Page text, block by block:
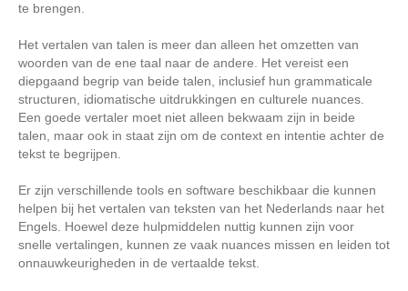
te brengen.
Het vertalen van talen is meer dan alleen het omzetten van
woorden van de ene taal naar de andere. Het vereist een
diepgaand begrip van beide talen, inclusief hun grammaticale
structuren, idiomatische uitdrukkingen en culturele nuances.
Een goede vertaler moet niet alleen bekwaam zijn in beide
talen, maar ook in staat zijn om de context en intentie achter de
tekst te begrijpen.
Er zijn verschillende tools en software beschikbaar die kunnen
helpen bij het vertalen van teksten van het Nederlands naar het
Engels. Hoewel deze hulpmiddelen nuttig kunnen zijn voor
snelle vertalingen, kunnen ze vaak nuances missen en leiden tot
onnauwkeurigheden in de vertaalde tekst.